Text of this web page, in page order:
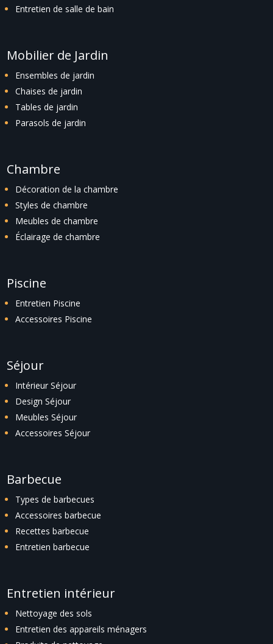
Entretien de salle de bain
Mobilier de Jardin
Ensembles de jardin
Chaises de jardin
Tables de jardin
Parasols de jardin
Chambre
Décoration de la chambre
Styles de chambre
Meubles de chambre
Éclairage de chambre
Piscine
Entretien Piscine
Accessoires Piscine
Séjour
Intérieur Séjour
Design Séjour
Meubles Séjour
Accessoires Séjour
Barbecue
Types de barbecues
Accessoires barbecue
Recettes barbecue
Entretien barbecue
Entretien intérieur
Nettoyage des sols
Entretien des appareils ménagers